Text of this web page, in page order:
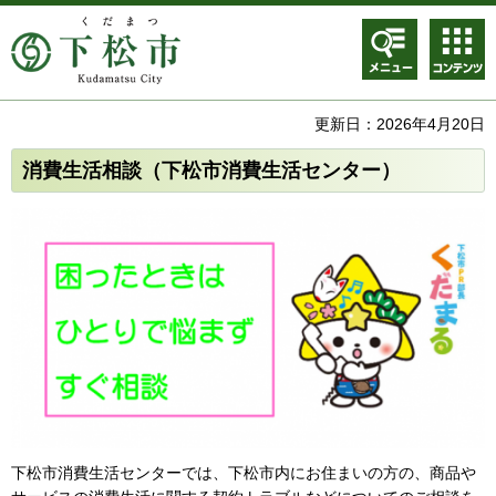
メニュ
ー
コンテ
ンツメ
ニュー
更新日：2026年4月20日
消費生活相談（下松市消費生活センター）
下松市消費生活センターでは、下松市内にお住まいの方の、商品や